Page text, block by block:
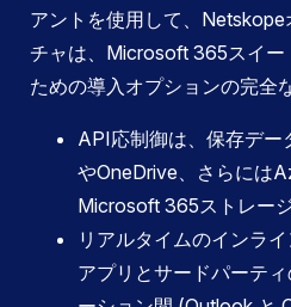
アントを使用して、
チャは、Microsoft 365スイー
ための導入オプションの完全
API応制御は、保存デ
やOneDrive、さらには
Microsoft 365ストレー
リアルタイムのインラ
アプリとサードパーテ